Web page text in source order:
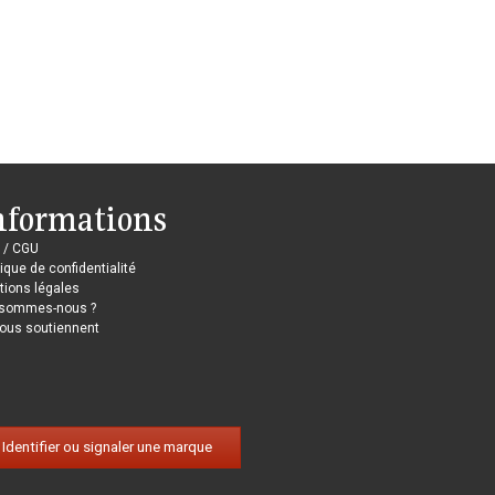
/ CGU
de confidentialité
légales
nous ?
soutiennent
Identifier ou signaler une marque